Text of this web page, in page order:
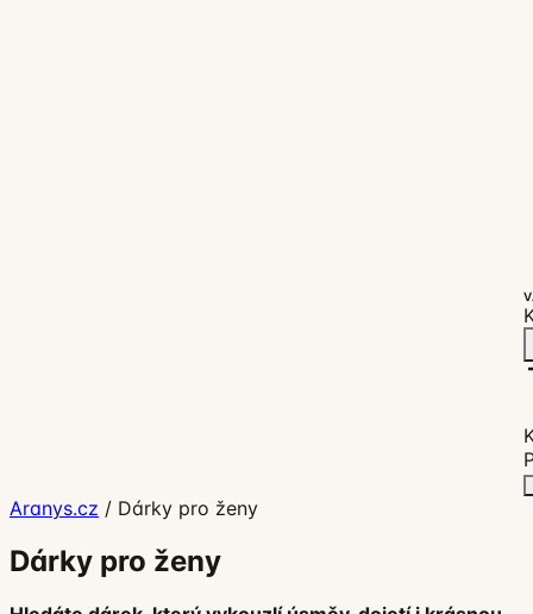
Aranys.cz / Dárky pro ženy
Dárky pro ženy